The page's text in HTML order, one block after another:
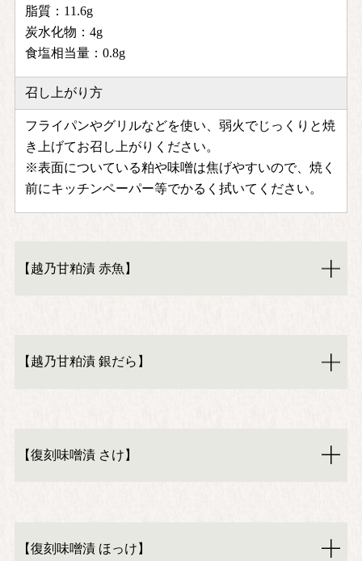
脂質：11.6g
炭水化物：4g
食塩相当量：0.8g
召し上がり方
フライパンやグリルなどを使い、弱火でじっくりと焼
き上げてお召し上がりください。
※表面についている粕や味噌は焦げやすいので、焼く
前にキッチンペーパー等でかるく拭いてください。
【越乃甘粕漬 赤魚】
【越乃甘粕漬 銀だら】
【復刻味噌漬 さけ】
【復刻味噌漬 ほっけ】